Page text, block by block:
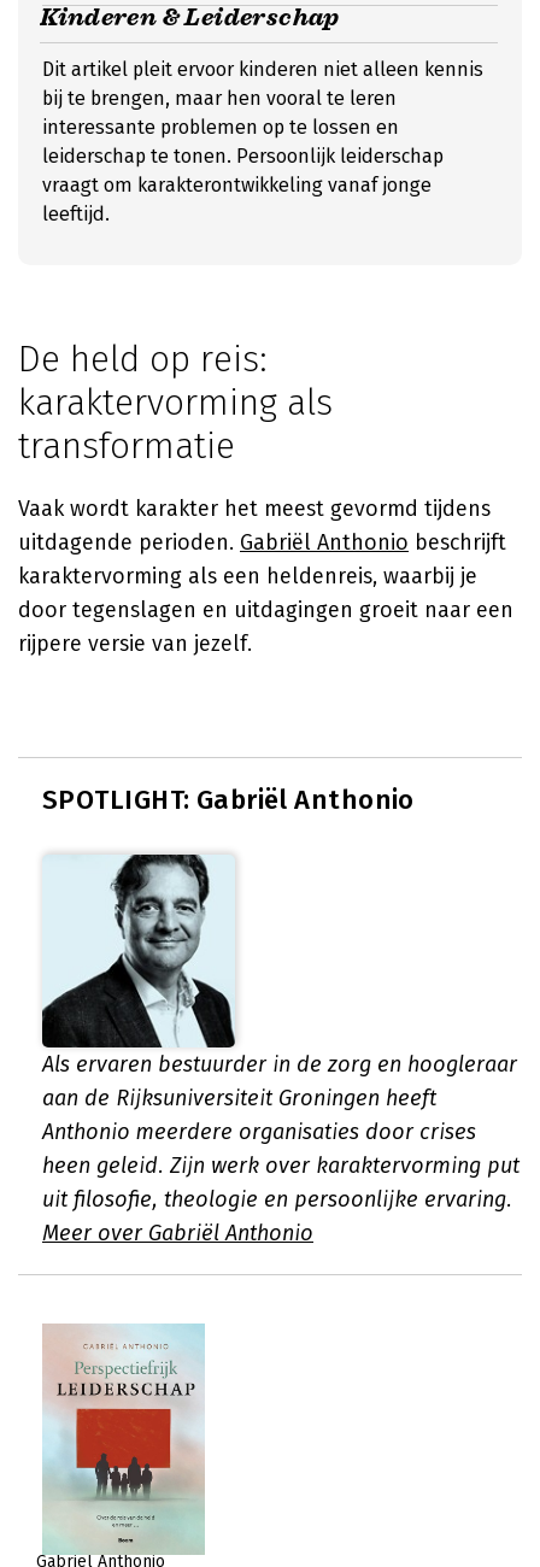
Kinderen & Leiderschap
Dit artikel pleit ervoor kinderen niet alleen kennis
bij te brengen, maar hen vooral te leren
interessante problemen op te lossen en
leiderschap te tonen. Persoonlijk leiderschap
vraagt om karakterontwikkeling vanaf jonge
leeftijd.
De held op reis:
karaktervorming als
transformatie
Vaak wordt karakter het meest gevormd tijdens
uitdagende perioden. Gabriël Anthonio beschrijft
karaktervorming als een heldenreis, waarbij je
door tegenslagen en uitdagingen groeit naar een
rijpere versie van jezelf.
SPOTLIGHT: Gabriël Anthonio
Als ervaren bestuurder in de zorg en hoogleraar
aan de Rijksuniversiteit Groningen heeft
Anthonio meerdere organisaties door crises
heen geleid. Zijn werk over karaktervorming put
uit filosofie, theologie en persoonlijke ervaring.
Meer over Gabriël Anthonio
Gabriël Anthonio